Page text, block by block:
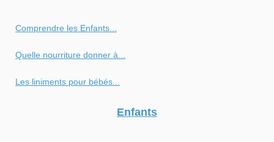
Comprendre les Enfants...
Quelle nourriture donner à...
Les liniments pour bébés...
Enfants